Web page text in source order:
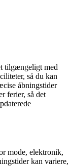
tilgængeligt med
så du kan
åbningstider
ferier, så det
mode, elektronik,
kan variere,